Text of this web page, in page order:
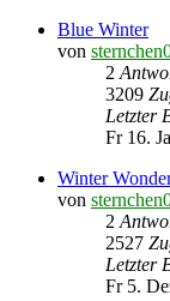
Blue Winter
von
2
3209
Letzter
Fr 16.
Winter
von
2
2527
Letzter
Fr 5.